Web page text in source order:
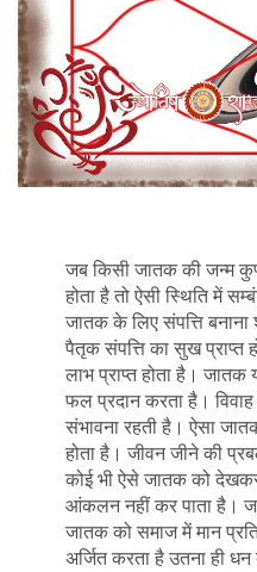
जब किसी जातक की जन्म
होता है तो ऐसी स्थिति में
जातक के लिए संपत्ति
पैतृक संपत्ति का सुख प्राप्त
लाभ प्राप्त होता है।
फल प्रदान करता है।
संभावना रहती है। ऐसा
होता है। जीवन जीने की
कोई भी ऐसे जातक को
आंकलन नहीं कर पाता है।
जातक को समाज में मान
अर्जित करता है उतना ही